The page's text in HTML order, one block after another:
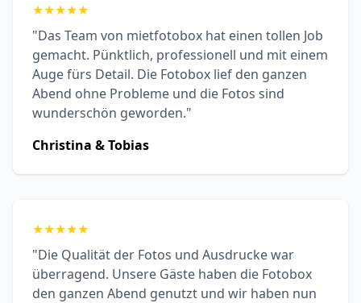
★★★★★
"Das Team von mietfotobox hat einen tollen Job
gemacht. Pünktlich, professionell und mit einem
Auge fürs Detail. Die Fotobox lief den ganzen
Abend ohne Probleme und die Fotos sind
wunderschön geworden."
Christina & Tobias
★★★★★
"Die Qualität der Fotos und Ausdrucke war
überragend. Unsere Gäste haben die Fotobox
den ganzen Abend genutzt und wir haben nun